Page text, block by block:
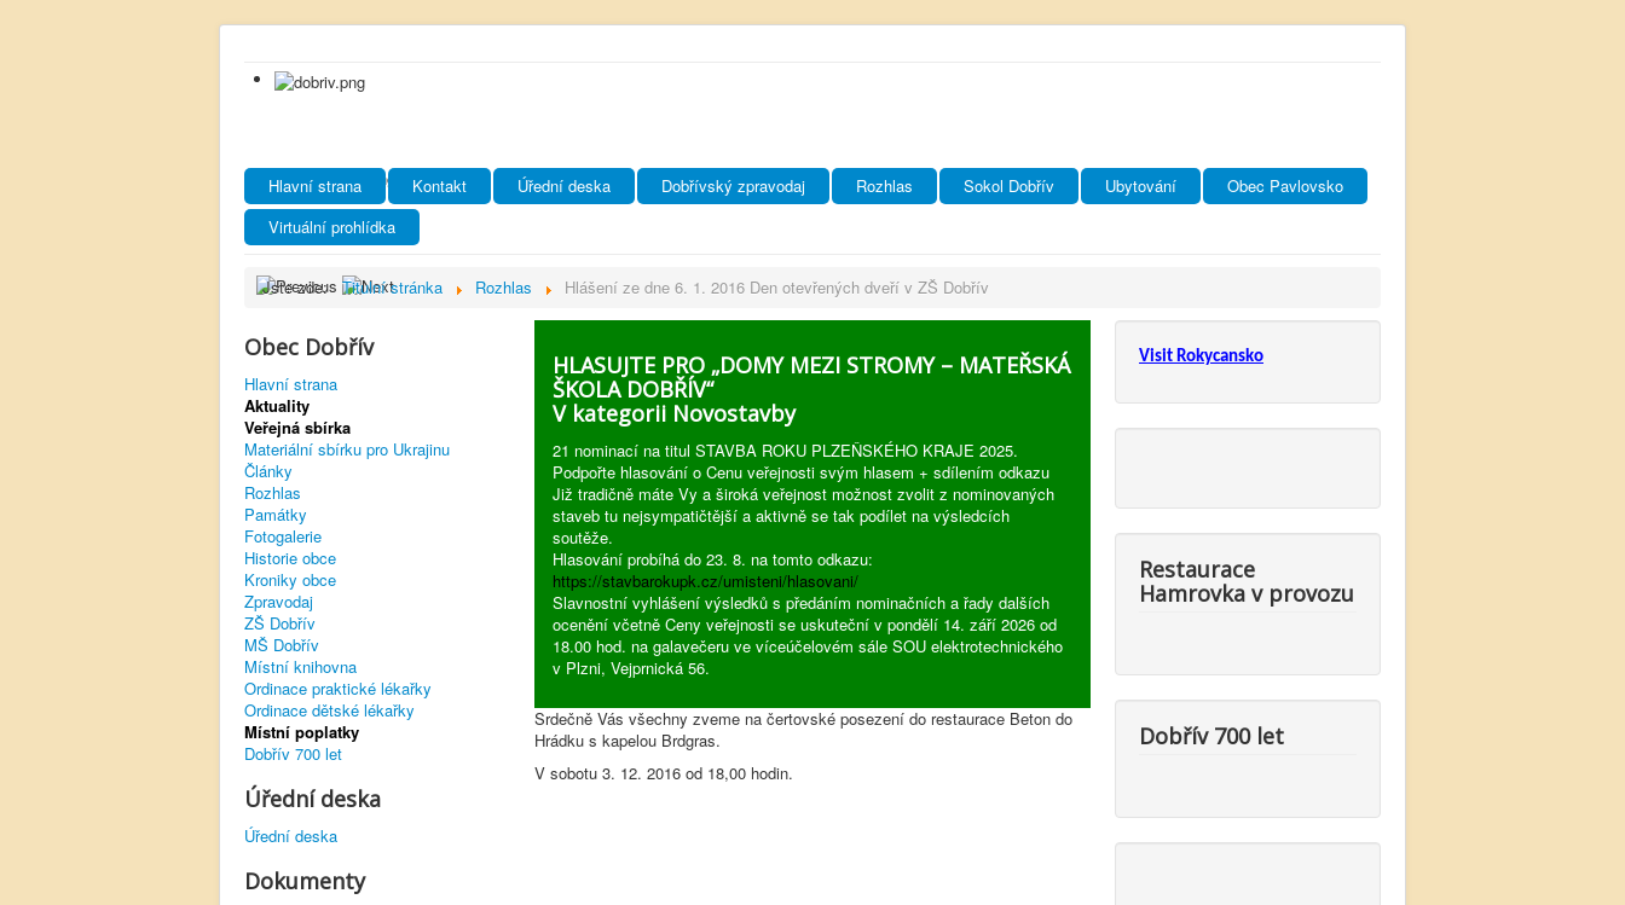
Hlavní strana Kontakt Úřední deska Dobřívský zpravodaj Rozhlas Sokol Dobřív Ubytování
Obec Pavlovsko
Virtuální prohlídka
Jste zde: Titulní stránka Rozhlas Hlášení ze dne 6. 1. 2016 Den otevřených dveří v ZŠ Dobřív
Obec Dobřív
Hlavní strana
Aktuality
Veřejná sbírka
Materiální sbírku pro Ukrajinu
Články
Rozhlas
Památky
Fotogalerie
Historie obce
Kroniky obce
Zpravodaj
ZŠ Dobřív
MŠ Dobřív
Místní knihovna
Ordinace praktické lékařky
Ordinace dětské lékařky
Místní poplatky
Dobřív 700 let
Úřední deska
Úřední deska
Dokumenty
HLASUJTE PRO „DOMY MEZI STROMY – MATEŘSKÁ
ŠKOLA DOBŘÍV“
V kategorii Novostavby
21 nominací na titul STAVBA ROKU PLZEŇSKÉHO KRAJE 2025.
Podpořte hlasování o Cenu veřejnosti svým hlasem + sdílením odkazu
Již tradičně máte Vy a široká veřejnost možnost zvolit z nominovaných
staveb tu nejsympatičtější a aktivně se tak podílet na výsledcích
soutěže.
Hlasování probíhá do 23. 8. na tomto odkazu:
https://stavbarokupk.cz/umisteni/hlasovani/
Slavnostní vyhlášení výsledků s předáním nominačních a řady dalších
ocenění včetně Ceny veřejnosti se uskuteční v pondělí 14. září 2026 od
18.00 hod. na galavečeru ve víceúčelovém sále SOU elektrotechnického
v Plzni, Vejprnická 56.
Srdečně Vás všechny zveme na čertovské posezení do restaurace Beton do
Hrádku s kapelou Brdgras.
V sobotu 3. 12. 2016 od 18,00 hodin.
Visit Rokycansko
Restaurace
Hamrovka v provozu
Dobřív 700 let